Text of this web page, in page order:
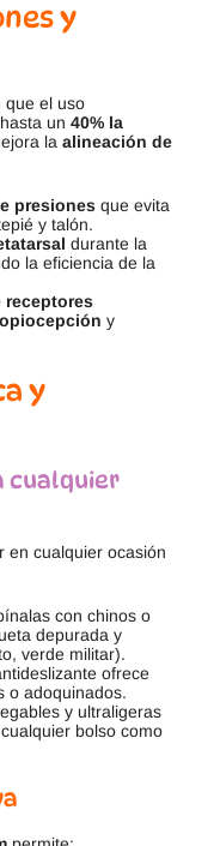
y
que el uso
un 40% la
la alineación de
presiones que evita
y talón.
durante la
la eficiencia de la
receptores
y
y
cualquier
en cualquier ocasión
con chinos o
depurada y
verde militar).
ofrece
o adoquinados.
y ultraligeras
bolso como